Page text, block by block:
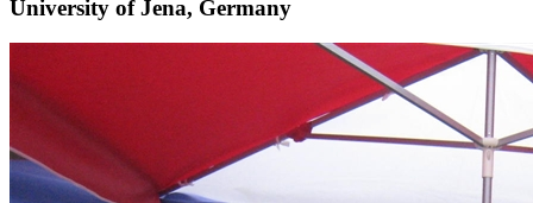
University of Jena, Germany